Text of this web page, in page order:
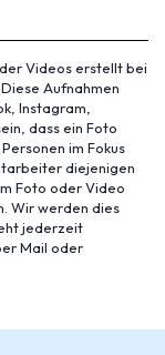
Videos erstellt bei
Aufnahmen
Instagram,
dass ein Foto
im Fokus
diejenigen
Foto oder Video
Wir werden dies
jederzeit
Mail oder